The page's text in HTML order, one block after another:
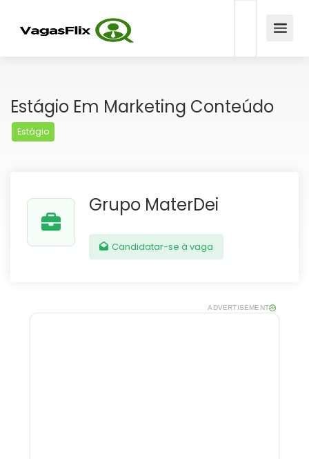
Estágio Em Marketing Conteúdo
Estágio
Grupo MaterDei
Candidatar-se à vaga
ADVERTISEMENT